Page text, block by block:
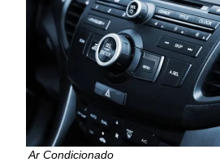
Ar Condicionado